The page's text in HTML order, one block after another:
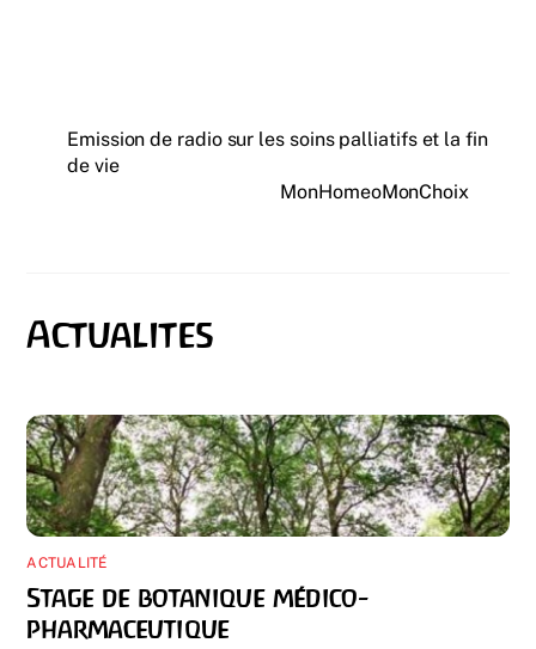
Emission de radio sur les soins palliatifs et la fin
de vie
MonHomeoMonChoix
ACTUALITÉ
Stage de botanique médico-
pharmaceutique